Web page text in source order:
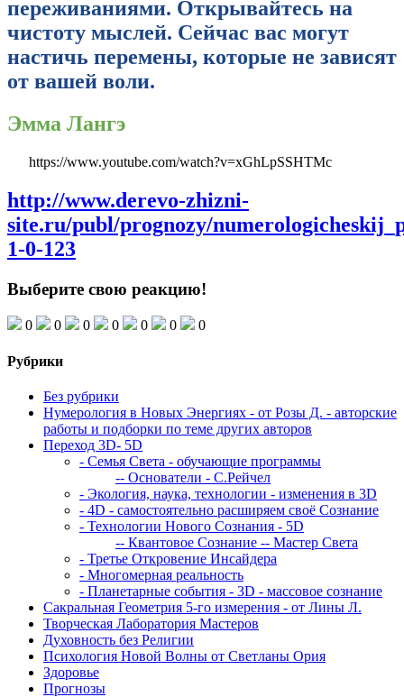
переживаниями. Открывайтесь на
чистоту мыслей. Сейчас вас могут
настичь перемены, которые не зависят
от вашей воли.
Эмма Лангэ
https://www.youtube.com/watch?v=xGhLpSSHTMc
http://www.derevo-zhizni-
site.ru/publ/prognozy/
1-0-123
Выберите свою реакцию!
0 0 0 0 0 0 0
Рубрики
Без рубрики
Нумерология в Новых Энергиях - от Розы Д. - авторские
работы и подборки по теме других авторов
Переход 3D- 5D
- Семья Света - обучающие программы
-- Основатели - С.Рейчел
- Экология, наука, технологии - изменения в 3D
- 4D - самостоятельно расширяем своё Сознание
- Технологии Нового Сознания - 5D
-- Квантовое Сознание -- Мастер Света
- Третье Откровение Инсайдера
- Многомерная реальность
- Планетарные события - 3D - массовое сознание
Сакральная Геометрия 5-го измерения - от Лины Л.
Творческая Лаборатория Мастеров
Духовность без Религии
Психология Новой Волны от Светланы Ория
Здоровье
Прогнозы